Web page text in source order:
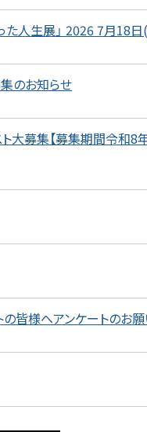
た人生展」 2026 7月18
集のお知らせ
ト大募集【募集期間令和
の皆様へアンケートのお